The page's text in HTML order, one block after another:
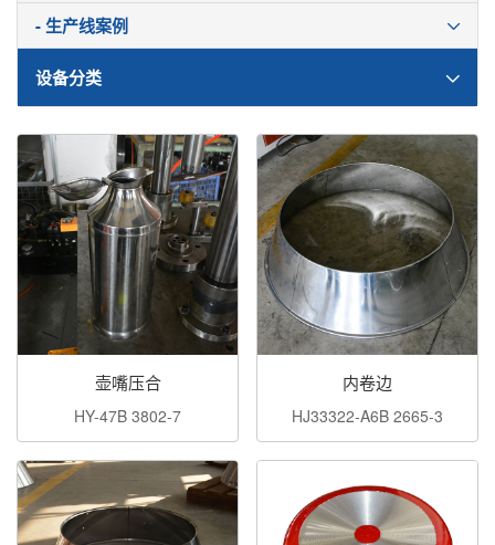
- 生产线案例
设备分类
壶嘴压合
HY-47B 3802-7
内卷边
HJ33322-A6B 2665-3